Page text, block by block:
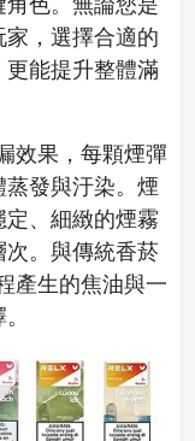
，選擇合適的
能提升整體滿
效果，每顆煙彈
發與汙染。煙
、細緻的煙霧
。與傳統香菸
產生的焦油與一